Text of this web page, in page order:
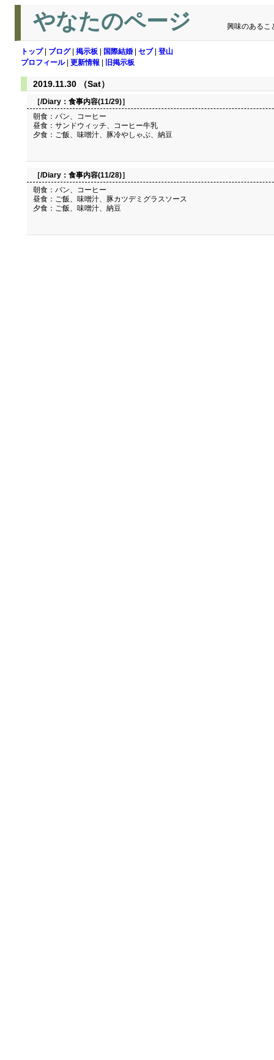
やなたのページ 興味のあるこ
トップ| ブログ| 掲示板 国際結婚 セブ| 登山
プロフィール| 更新情報 旧掲示板
2019.11.30 （Sat）
［/Diary： 食事内容(11/29)］
朝食：パン、コーヒー
昼食：サンドウィッチ、コーヒー牛乳
夕食：ご飯、味噌汁、豚冷やしゃぶ、納豆
［/Diary： 食事内容(11/28)］
朝食：パン、コーヒー
昼食：ご飯、味噌汁、豚カツデミグラスソース
夕食：ご飯、味噌汁、納豆